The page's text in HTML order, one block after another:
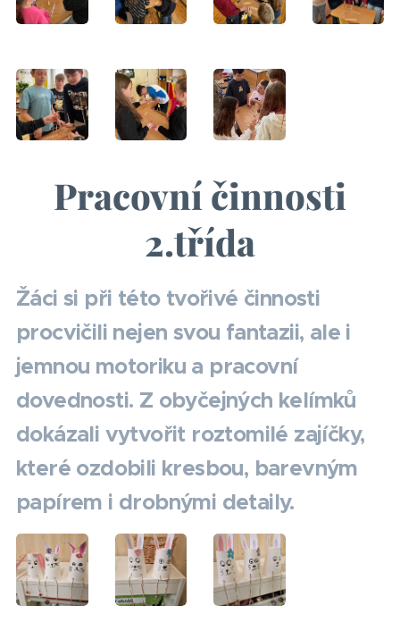
Pracovní činnosti
2.třída
Žáci si při této tvořivé činnosti
procvičili nejen svou fantazii, ale i
jemnou motoriku a pracovní
dovednosti. Z obyčejných kelímků
dokázali vytvořit roztomilé zajíčky,
které ozdobili kresbou, barevným
papírem i drobnými detaily.